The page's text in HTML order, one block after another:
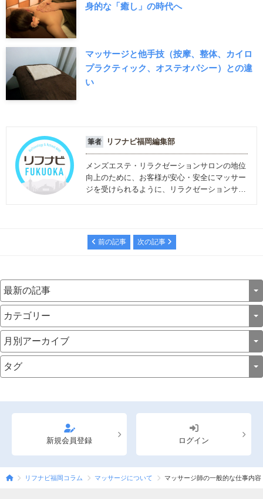
身的な「癒し」の時代へ
マッサージと他手技（按摩、整体、カイロ
プラクティック、オステオパシー）との違
い
筆者 リフナビ福岡編集部
メンズエステ・リラクゼーションサロンの地位
向上のために、お客様が安心・安全にマッサー
ジを受けられるように、リラクゼーションサロ
前の記事 次の記事
新規会員登録 ログイン
リフナビ福岡コラム マッサージについて マッサージ師の一般的な仕事内容